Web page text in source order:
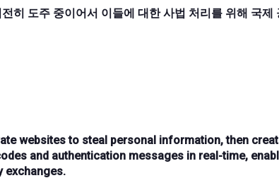
히 ​​도주 중이어서 이들에 대한 사법 처리를 위해 국제
websitesto steal personal information, then
and authentication messages in real-time,
exchanges.